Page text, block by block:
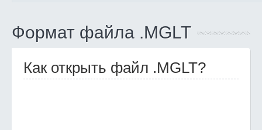
Формат файла .MGLT
Как открыть файл .MGLT?